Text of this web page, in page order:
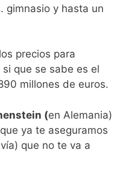
gimnasio y hasta un
precios para
que se sabe es el
millones de euros.
(en Alemania)
ya te aseguramos
que no te va a